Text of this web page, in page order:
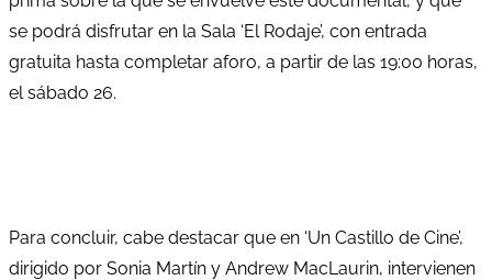
se podrá disfrutar en la Sala ‘El Rodaje’, con entrada
gratuita hasta completar aforo, a partir de las 19:00 horas,
el sábado 26.
Para concluir, cabe destacar que en ‘Un Castillo de Cine’,
dirigido por Sonia Martín y Andrew MacLaurin, intervienen